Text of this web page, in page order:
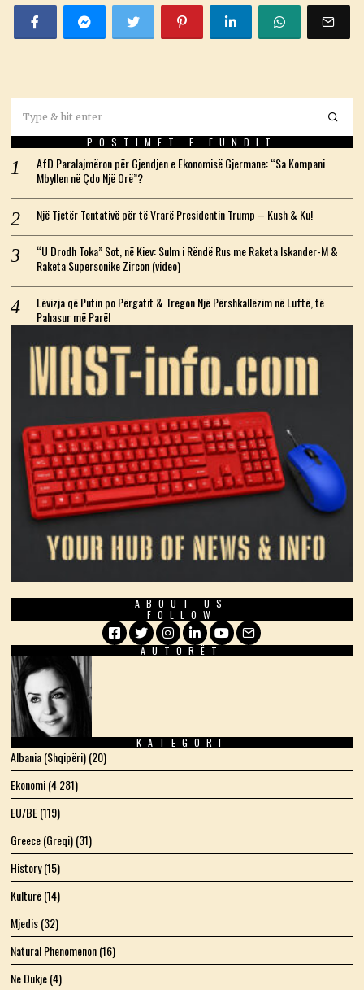
POSTIMET E FUNDIT
AfD Paralajmëron për Gjendjen e Ekonomisë Gjermane: “Sa Kompani
Mbyllen në Çdo Një Orë”?
Një Tjetër Tentativë për të Vrarë Presidentin Trump – Kush & Ku!
“U Drodh Toka” Sot, në Kiev: Sulm i Rëndë Rus me Raketa Iskander-M &
Raketa Supersonike Zircon (video)
Lëvizja që Putin po Përgatit & Tregon Një Përshkallëzim në Luftë, të
Pahasur më Parë!
ABOUT US
FOLLOW
Facebook
TwitterInstagram
LinkedIn
YouTube
Email
AUTORËT
KATEGORI
Albania (Shqipëri)(20)
Ekonomi(4 281)
EU/BE(119)
Greece (Greqi)(31)
History(15)
Kulturë(14)
Mjedis(32)
Natural Phenomenon(16)
Ne Dukje(4)